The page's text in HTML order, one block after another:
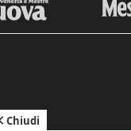
Chiudi